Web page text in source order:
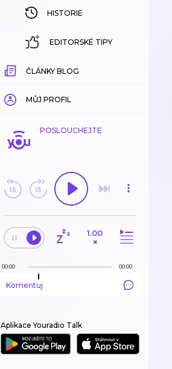
HISTORIE
EDITORSKÉ TIPY
ČLÁNKY BLOG
MŮJ PROFIL
POSLOUCHEJTE
1.00
×
00:00 00:00
Komentuj
Aplikace Youradio Talk